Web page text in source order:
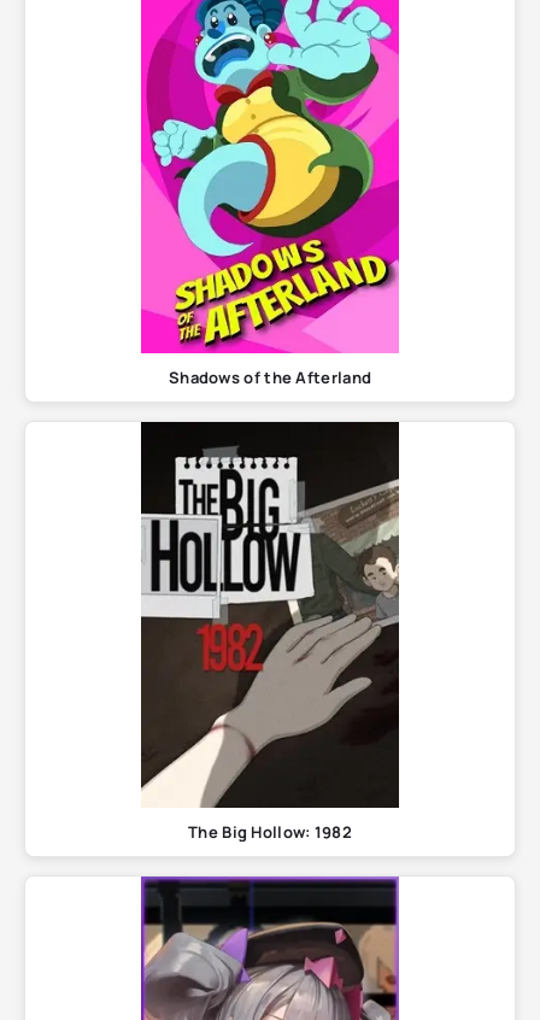
Shadows of the Afterland
The Big Hollow: 1982